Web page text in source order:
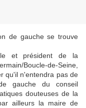
de gauche se trouve
et président de la
Boucle-de-Seine,
qu'il n'entendra pas de
gauche du conseil
douteuses de la
ailleurs la maire de